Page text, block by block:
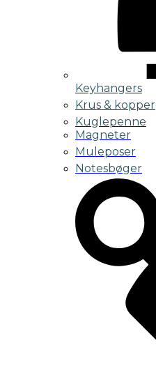
Keyhangers
Krus & kopper
Kuglepenne
Magneter
Muleposer
Notesbøger